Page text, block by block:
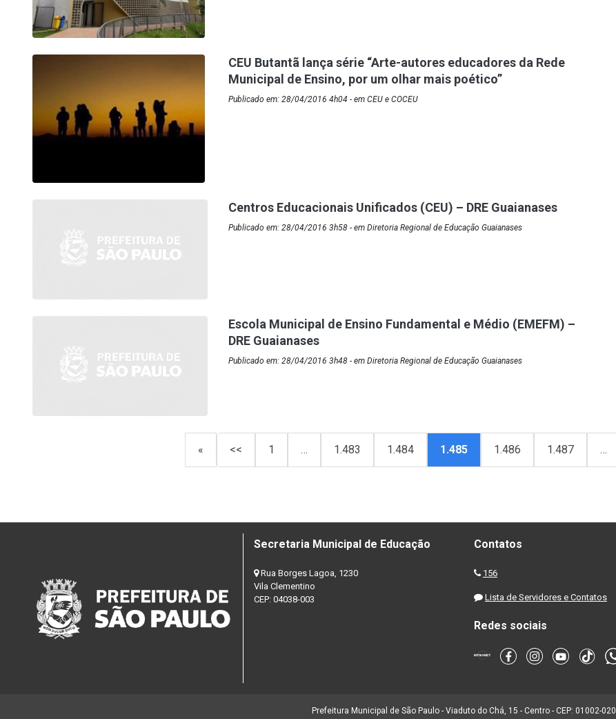
CEU Butantã lança série “Arte-autores educadores da Rede
Municipal de Ensino, por um olhar mais poético”
Publicado em: 28/04/2016 4h04 - em CEU e COCEU
Centros Educacionais Unificados (CEU) – DRE Guaianases
Publicado em: 28/04/2016 3h58 - em Diretoria Regional de Educação Guaianases
Escola Municipal de Ensino Fundamental e Médio (EMEFM) –
DRE Guaianases
Publicado em: 28/04/2016 3h48 - em Diretoria Regional de Educação Guaianases
« << 1 … 1.483 1.484 1.485 1.486 1.487 …
Secretaria Municipal de Educação
Rua Borges Lagoa, 1230
Vila Clementino
CEP: 04038-003
Contatos
156
Lista de Servidores e Contatos
Redes sociais
Prefeitura Municipal de São Paulo - Viaduto do Chá, 15 - Centro - CEP: 01002-020